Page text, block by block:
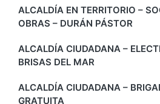
ALCALDÍA EN TERRITORIO –
OBRAS – DURÁN PÁSTOR
ALCALDÍA CIUDADANA –
BRISAS DEL MAR
ALCALDÍA CIUDADANA –
GRATUITA